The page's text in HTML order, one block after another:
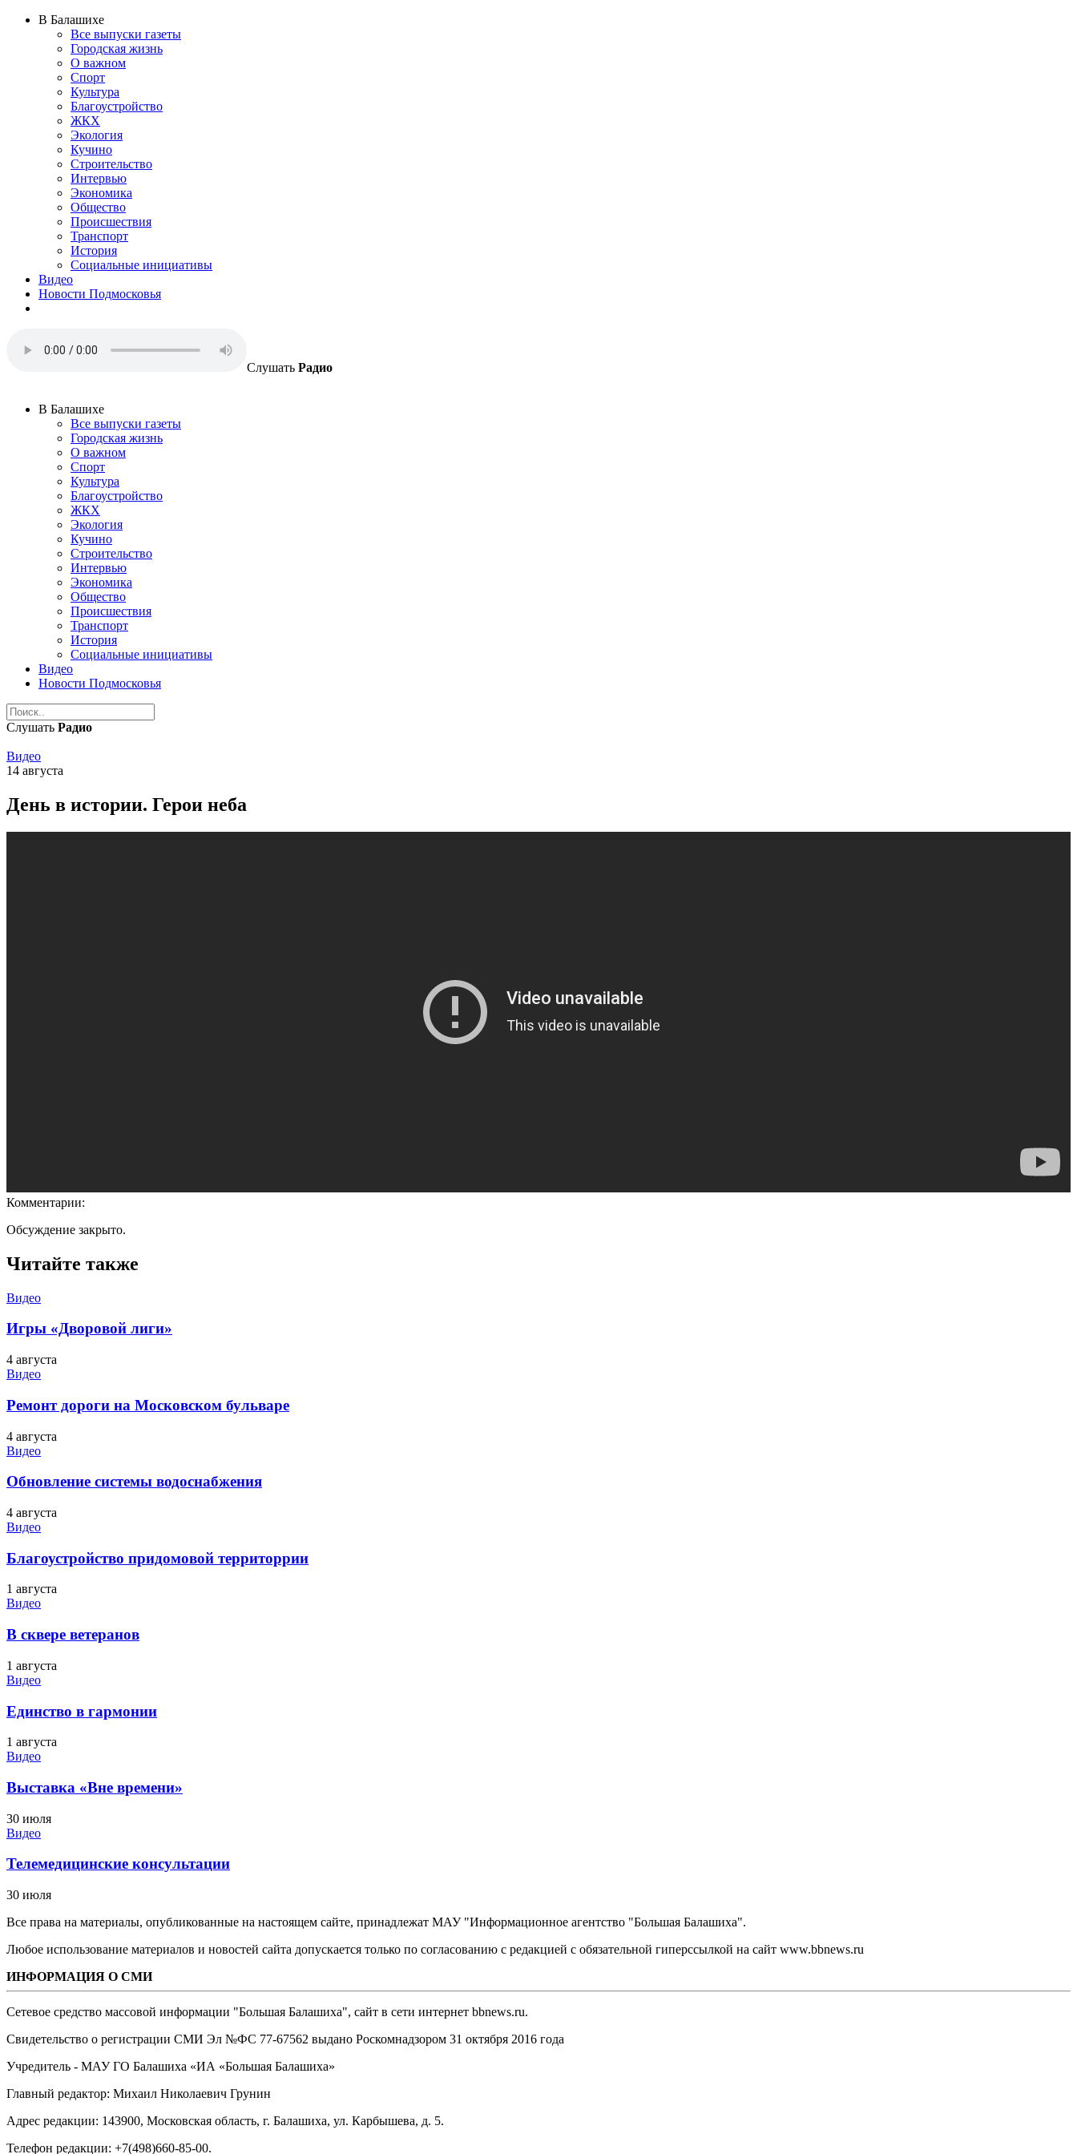
В Балашихе
Все выпуски газеты
Городская жизнь
О важном
Спорт
Культура
Благоустройство
ЖКХ
Экология
Кучино
Строительство
Интервью
Экономика
Общество
Происшествия
Транспорт
История
Социальные инициативы
Видео
Новости Подмосковья
Слушать Радио
В Балашихе
Все выпуски газеты
Городская жизнь
О важном
Спорт
Культура
Благоустройство
ЖКХ
Экология
Кучино
Строительство
Интервью
Экономика
Общество
Происшествия
Транспорт
История
Социальные инициативы
Видео
Новости Подмосковья
Слушать Радио
Видео
14 августа
День в истории. Герои неба
Комментарии:
Обсуждение закрыто.
Читайте также
Видео
Игры «Дворовой лиги»
4 августа
Видео
Ремонт дороги на Московском бульваре
4 августа
Видео
Обновление системы водоснабжения
4 августа
Видео
Благоустройство придомовой территоррии
1 августа
Видео
В сквере ветеранов
1 августа
Видео
Единство в гармонии
1 августа
Видео
Выставка «Вне времени»
30 июля
Видео
Телемедицинские консультации
30 июля
Все права на материалы, опубликованные на настоящем сайте, принадлежат МАУ "Информационное агентство "Большая Балашиха".
Любое использование материалов и новостей сайта допускается только по согласованию с редакцией с обязательной гиперссылкой на сайт www.bbnews.ru
ИНФОРМАЦИЯ О СМИ
Сетевое средство массовой информации "Большая Балашиха", сайт в сети интернет bbnews.ru.
Свидетельство о регистрации СМИ Эл №ФС ‎77-67562 выдано Роскомнадзором 31 октября 2016 года
Учредитель - МАУ ГО Балашиха «ИА «Большая Балашиха»
Главный редактор: Михаил Николаевич Грунин
Адрес редакции: 143900, Московская область, г. Балашиха, ул. Карбышева, д. 5.
Телефон редакции: +7(498)660-85-00.